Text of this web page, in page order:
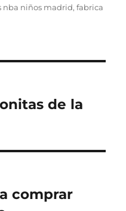
nba niños madrid,fabrica
de la
comprar